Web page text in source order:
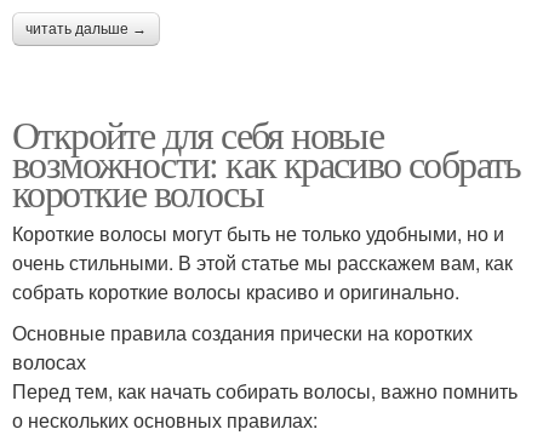
читать дальше →
Откройте для себя новые
возможности: как красиво собрать
короткие волосы
Короткие волосы могут быть не только удобными, но и
очень стильными. В этой статье мы расскажем вам, как
собрать короткие волосы красиво и оригинально.
Основные правила создания прически на коротких
волосах
Перед тем, как начать собирать волосы, важно помнить
о нескольких основных правилах: